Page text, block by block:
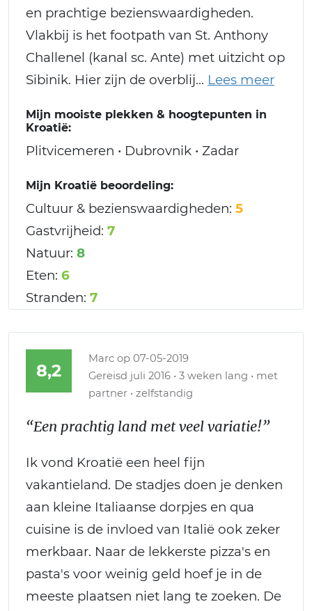
en prachtige bezienswaardigheden.
Vlakbij is het footpath van St. Anthony
Challenel (kanal sc. Ante) met uitzicht op
Sibinik. Hier zijn de overblij
Mijn mooiste plekken & hoogtepunten in
Kroatië:
Plitvicemeren • Dubrovnik • Zadar
Mijn Kroatië beoordeling:
Cultuur & bezienswaardigheden: 5
Gastvrijheid: 7
Natuur: 8
Eten: 6
Stranden: 7
8,2
Marc op 07-05-2019
Gereisd juli 2016 • 3 weken lang • met
partner • zelfstandig
“Een prachtig land met veel variatie!”
Ik vond Kroatië een heel fijn
vakantieland. De stadjes doen je denken
aan kleine Italiaanse dorpjes en qua
cuisine is de invloed van Italië ook zeker
merkbaar. Naar de lekkerste pizza's en
pasta's voor weinig geld hoef je in de
meeste plaatsen niet lang te zoeken. De